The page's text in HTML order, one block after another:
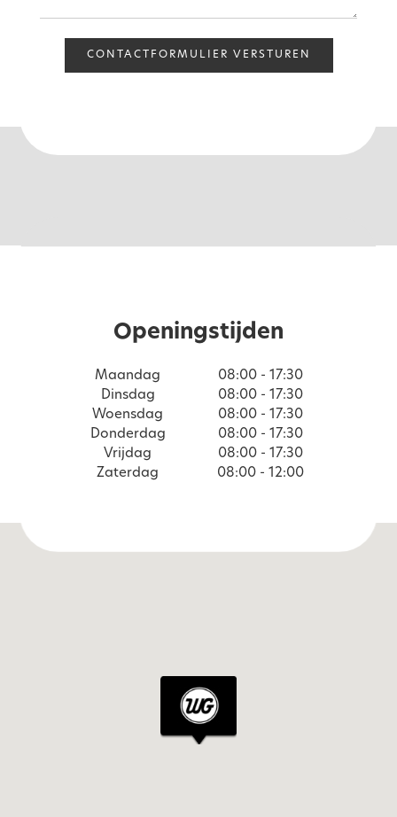
CONTACTFORMULIER VERSTUREN
Openingstijden
Maandag
08:00 - 17:30
Dinsdag
08:00 - 17:30
Woensdag
08:00 - 17:30
Donderdag
08:00 - 17:30
Vrijdag
08:00 - 17:30
Zaterdag
08:00 - 12:00